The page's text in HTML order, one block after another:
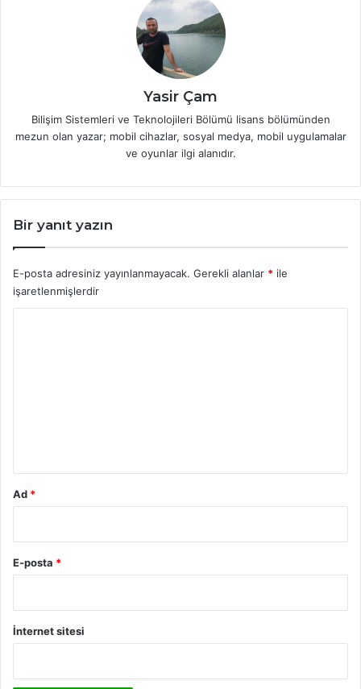
Yasir Çam
Bilişim Sistemleri ve Teknolojileri Bölümü lisans bölümünden
mezun olan yazar; mobil cihazlar, sosyal medya, mobil uygulamalar
ve oyunlar ilgi alanıdır.
Bir yanıt yazın
E-posta adresiniz yayınlanmayacak. Gerekli alanlar * ile
işaretlenmişlerdir
Ad *
E-posta *
İnternet sitesi